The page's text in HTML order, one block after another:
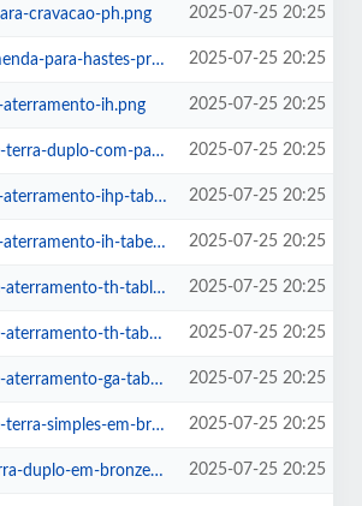
cravacao-ph.png 2025-07-25 20:25
hastes-prolongaveis-leh.png 2025-07-25 20:25
aterramento-ih.png 2025-07-25 20:25
com-parafuso-u-gtdu-2c-tabela.png 2025-07-25 20:25
ihp-tabela.png 2025-07-25 20:25
ih-tabela.png 2025-07-25 20:25
th-table.png 2025-07-25 20:25
th-tabela.png 2025-07-25 20:25
ga-tabela.png 2025-07-25 20:25
em-bronze-gtsb-tabela.png 2025-07-25 20:25
em-bronze-gtdb-tabela.png 2025-07-25 20:25